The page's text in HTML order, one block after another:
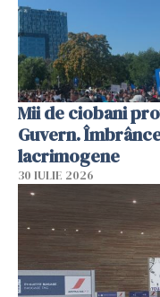
Mii de ciobani
Guvern.
lacrimogene
30 IULIE 2026